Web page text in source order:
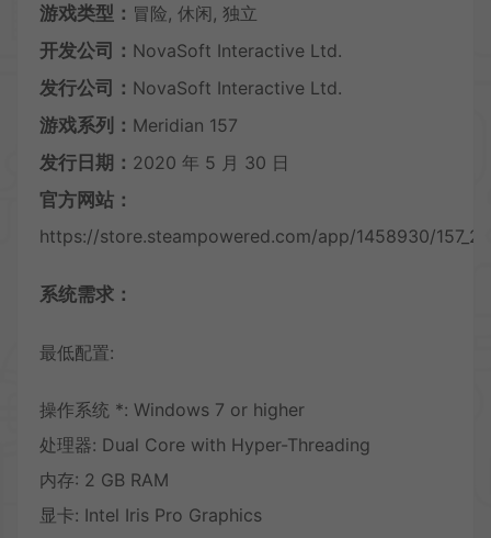
游戏类型： 冒险, 休闲, 独立
开发公司： NovaSoft Interactive Ltd.
发行公司： NovaSoft Interactive Ltd.
游戏系列： Meridian 157
发行日期： 2020 年 5 月 30 日
官方网站：
https://store.steampowered.com/app/1458930/157_2/
系统需求：
最低配置:
操作系统 *: Windows 7 or higher
处理器: Dual Core with Hyper-Threading
内存: 2 GB RAM
显卡: Intel Iris Pro Graphics